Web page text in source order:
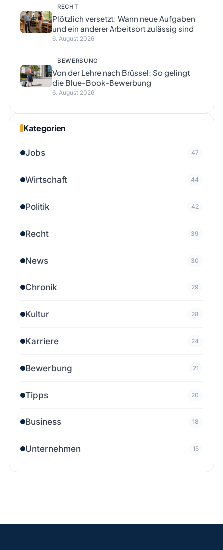
RECHT
Plötzlich versetzt: Wann neue Aufgaben
und ein anderer Arbeitsort zulässig sind
6. August 2026
BEWERBUNG
Von der Lehre nach Brüssel: So gelingt
die Blue-Book-Bewerbung
6. August 2026
Kategorien
Jobs 47
Wirtschaft 44
Politik 42
Recht 39
News 30
Chronik 29
Kultur 28
Karriere 24
Bewerbung 21
Tipps 20
Business 18
Unternehmen 15